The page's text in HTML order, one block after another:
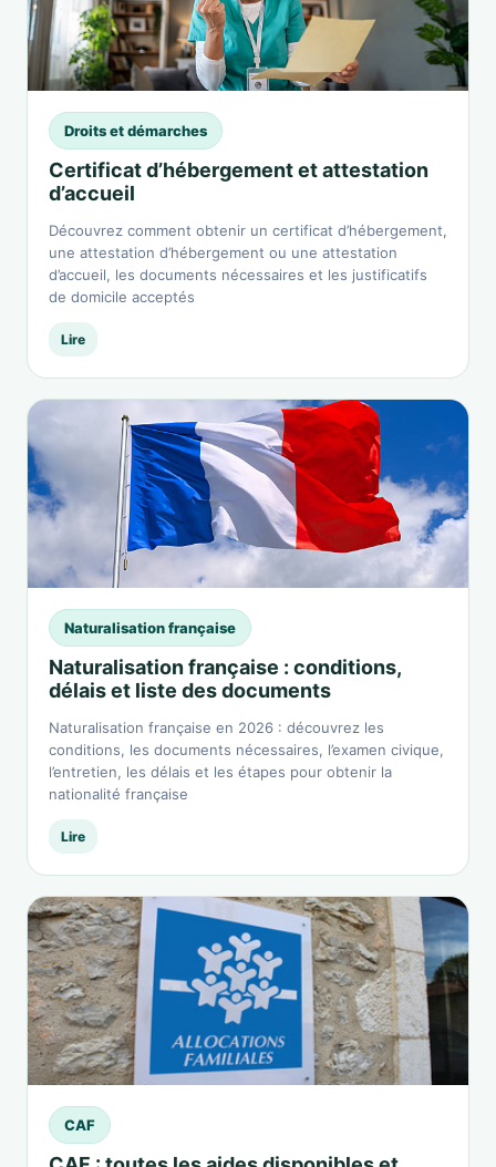
Droits et démarches
Certificat d’hébergement et attestation
d’accueil
Découvrez comment obtenir un certificat d’hébergement,
une attestation d’hébergement ou une attestation
d’accueil, les documents nécessaires et les justificatifs
de domicile acceptés
Lire
Naturalisation française
Naturalisation française : conditions,
délais et liste des documents
Naturalisation française en 2026 : découvrez les
conditions, les documents nécessaires, l’examen civique,
l’entretien, les délais et les étapes pour obtenir la
nationalité française
Lire
CAF